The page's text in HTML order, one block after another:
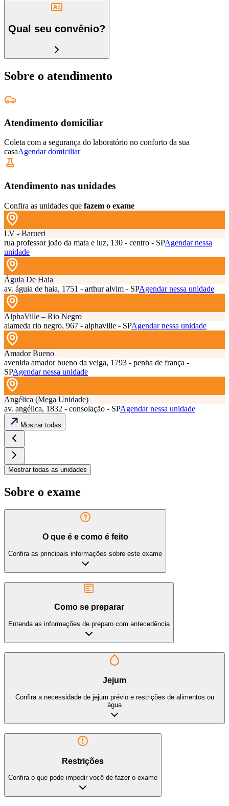
Qual seu convênio?
Sobre o atendimento
Atendimento domiciliar
Coleta com a segurança do laboratório no conforto da sua
casaAgendar domiciliar
Atendimento nas unidades
Confira as unidades que fazem o exame
LV - Barueri
rua professor joão da mata e luz, 130 - centro - SPAgendar nessa
unidade
Águia De Haia
av. águia de haia, 1751 - arthur alvim - SPAgendar nessa unidade
AlphaVille – Rio Negro
alameda rio negro, 967 - alphaville - SPAgendar nessa unidade
Amador Bueno
avenida amador bueno da veiga, 1793 - penha de frança -
SPAgendar nessa unidade
Angélica (Mega Unidade)
av. angélica, 1832 - consolação - SPAgendar nessa unidade
Mostrar todas
Mostrar todas as unidades
Sobre o exame
O que é e como é feito
Confira as principais informações sobre este exame
Como se preparar
Entenda as informações de preparo com antecedência
Jejum
Confira a necessidade de jejum prévio e restrições de alimentos ou
água
Restrições
Confira o que pode impedir você de fazer o exame